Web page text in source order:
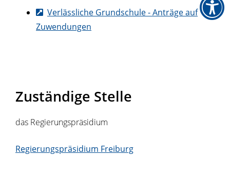
Verlässliche Grundschule - Anträge auf
Zuwendungen
Zuständige Stelle
das Regierungspräsidium
Regierungspräsidium Freiburg